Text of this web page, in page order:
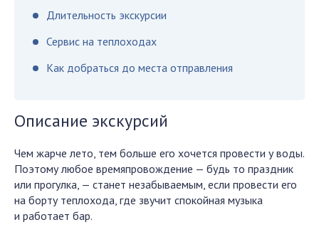
Длительность экскурсии
Сервис на теплоходах
Как добраться до места отправления
Описание экскурсий
Чем жарче лето, тем больше его хочется провести у воды.
Поэтому любое времяпровождение — будь то праздник
или прогулка, — станет незабываемым, если провести его
на борту теплохода, где звучит спокойная музыка
и работает бар.